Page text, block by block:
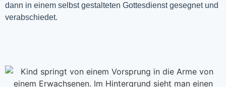
dann in einem selbst gestalteten Gottesdienst gesegnet und
verabschiedet.